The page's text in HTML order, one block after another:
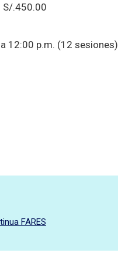
S/.450.00
12:00 p.m. (12 sesiones)
FARES